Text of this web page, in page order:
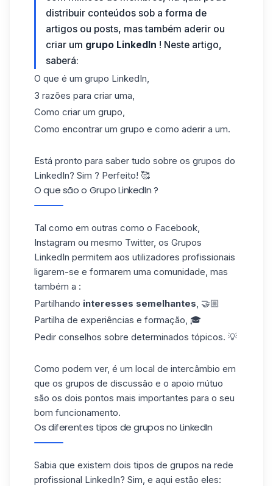
distribuir conteúdos sob a forma de
artigos ou posts, mas também aderir ou
criar um grupo LinkedIn ! Neste artigo,
saberá:
O que é um grupo LinkedIn,
3 razões para criar uma,
Como criar um grupo,
Como encontrar um grupo e como aderir a um.
Está pronto para saber tudo sobre os grupos do
LinkedIn? Sim ? Perfeito! 🥰
O que são o Grupo LinkedIn ?
Tal como em outras como o Facebook,
Instagram ou mesmo Twitter, os Grupos
LinkedIn permitem aos utilizadores profissionais
ligarem-se e formarem uma comunidade, mas
também a :
Partilhando interesses semelhantes , 🤝🏼
Partilha de experiências e formação, 🎓
Pedir conselhos sobre determinados tópicos. 💡
Como podem ver, é um local de intercâmbio em
que os grupos de discussão e o apoio mútuo
são os dois pontos mais importantes para o seu
bom funcionamento.
Os diferentes tipos de grupos no LinkedIn
Sabia que existem dois tipos de grupos na rede
profissional LinkedIn? Sim, e aqui estão eles: